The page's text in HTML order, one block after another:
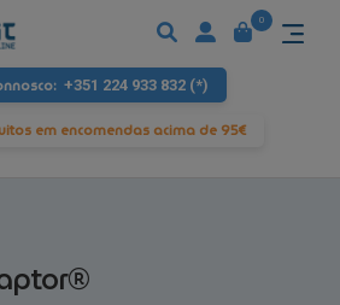
+351 224 933 832 (*)
em encomendas acima de 95€
0